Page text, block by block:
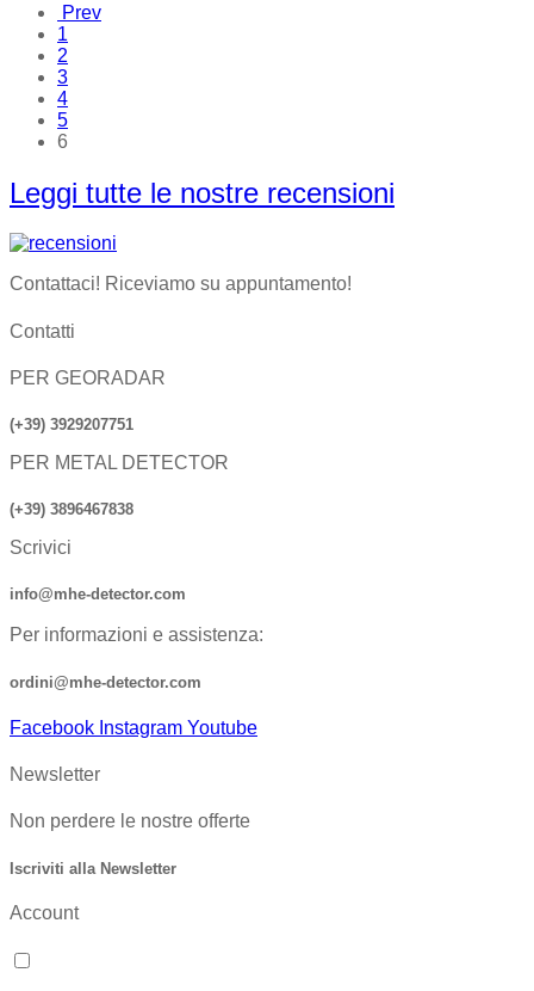
Prev
1
2
3
4
5
6
Leggi tutte le nostre recensioni
Contattaci! Riceviamo su appuntamento!
Contatti
PER GEORADAR
(+39) 3929207751
PER METAL DETECTOR
(+39) 3896467838
Scrivici
info@mhe-detector.com
Per informazioni e assistenza:
ordini@mhe-detector.com
Facebook Instagram Youtube
Newsletter
Non perdere le nostre offerte
Iscriviti alla Newsletter
Account